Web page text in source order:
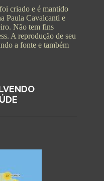
criado e é mantido
Paula Cavalcanti e
Não tem fins
A reprodução de seu
a fonte e também